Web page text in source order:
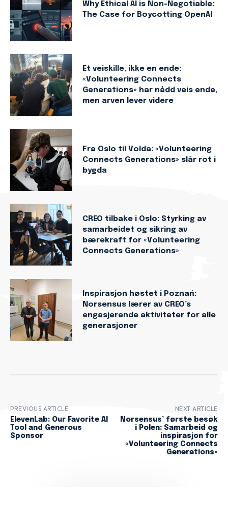
Why Ethical AI is Non-Negotiable:
The Case for Boycotting OpenAI
Et veiskille, ikke en ende:
«Volunteering Connects
Generations» har nådd veis ende,
men arven lever videre
Fra Oslo til Volda: «Volunteering
Connects Generations» slår rot i
bygda
CREO tilbake i Oslo: Styrking av
samarbeidet og sikring av
bærekraft for «Volunteering
Connects Generations»
Inspirasjon høstet i Poznań:
Norsensus lærer av CREO’s
engasjerende aktiviteter for alle
generasjoner
PREVIOUS ARTICLE
ElevenLab: Our Favorite AI
Tool and Generous
Sponsor
NEXT ARTICLE
Norsensus’ første besøk
i Polen: Samarbeid og
inspirasjon for
«Volunteering Connects
Generations»